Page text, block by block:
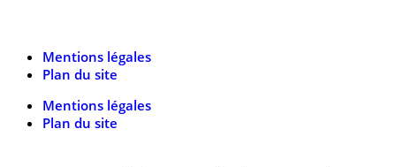
Mentions légales
Plan du site
Mentions légales
Plan du site